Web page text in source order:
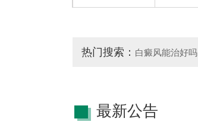
热门搜索： 白癜风能治好吗
最新公告